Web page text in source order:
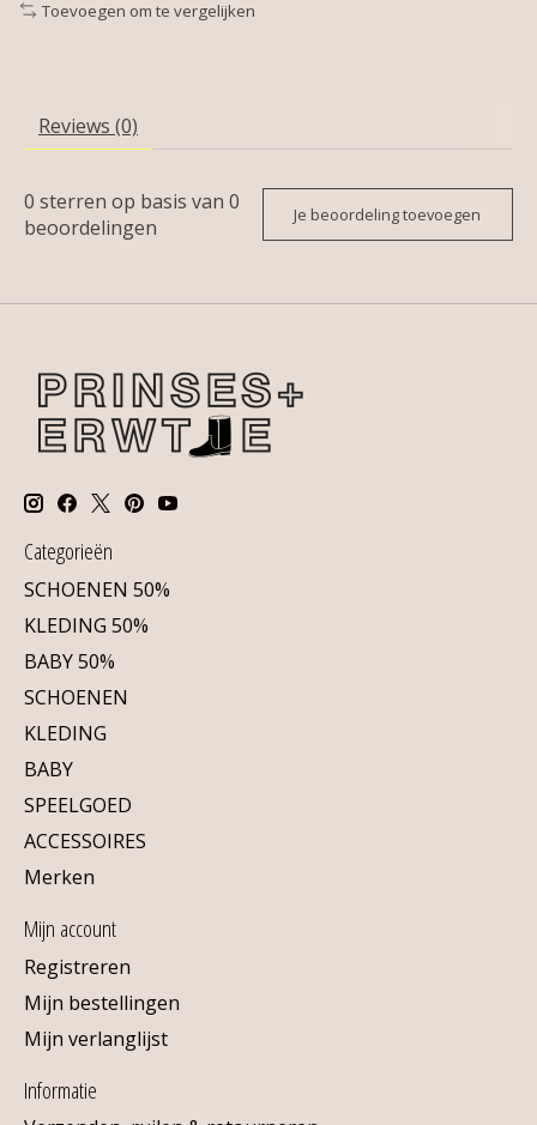
Toevoegen om te vergelijken
Reviews (0)
0 sterren op basis van 0
beoordelingen
Je beoordeling toevoegen
Categorieën
SCHOENEN 50%
KLEDING 50%
BABY 50%
SCHOENEN
KLEDING
BABY
SPEELGOED
ACCESSOIRES
Merken
Mijn account
Registreren
Mijn bestellingen
Mijn verlanglijst
Informatie